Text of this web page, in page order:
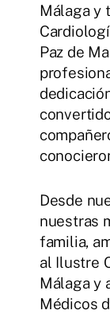
Málaga y
Paz de
Desde
nuestras
familia,
al Ilustre
Málaga y
Médicos